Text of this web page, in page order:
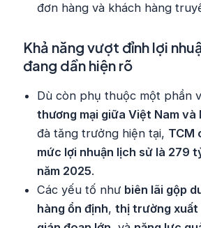
đơn hàng và khách hàng
Khả năng vượt đỉnh lợi
đang dần hiện rõ
Dù còn phụ thuộc một phần
thương mại giữa Việt Nam và
đà tăng trưởng hiện tại, TCM
mức lợi nhuận lịch sử là 279
năm 2025.
Các yếu tố như biên lãi gộp
hàng ổn định,thị trường xuất